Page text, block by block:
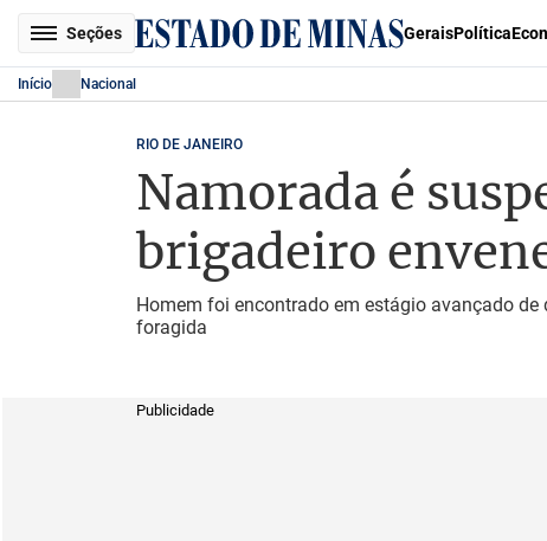
Seções GeraisPolítica
Início Nacional
RIO DE JANEIRO
Namorada é
brigadeiro
Homem foi encontrado em estágio avançado
foragida
Publicidade